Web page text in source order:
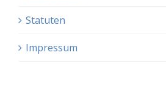
Statuten
Impressum